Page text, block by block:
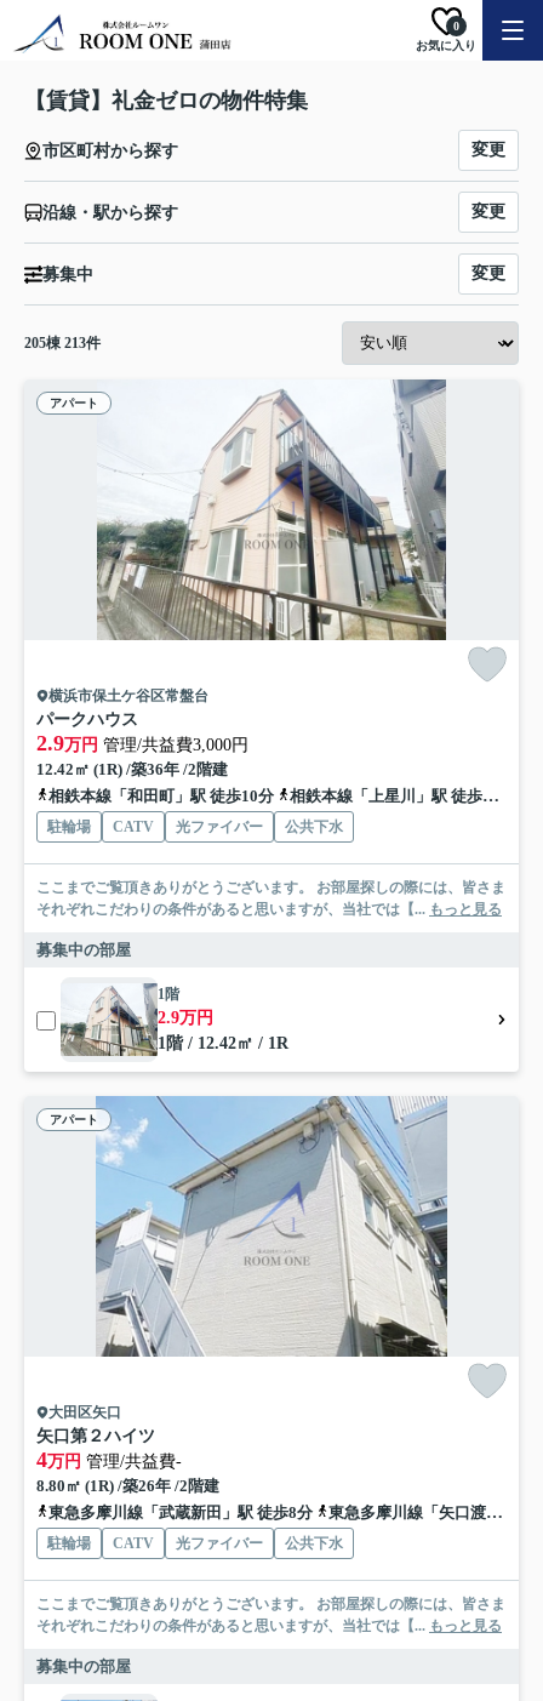
お気に入り
0
【賃貸】礼金ゼロの物件特集
市区町村から探す 変更
沿線・駅から探す 変更
募集中 変更
205棟 213件
アパート
横浜市保土ケ谷区常盤台
パークハウス
2.9万円 管理/共益費3,000円
12.42㎡ (1R) /築36年 /2階建
相鉄本線「和田町」駅 徒歩10分
相鉄本線「上星川」駅 徒歩13分
駐輪場 CATV 光ファイバー 公共下水
ここまでご覧頂きありがとうございます。 お部屋探しの際には、皆さま
それぞれこだわりの条件があると思いますが、当社では【... もっと見る
募集中の部屋
1階
2.9万円
1階 / 12.42㎡ / 1R
アパート
大田区矢口
矢口第２ハイツ
4万円 管理/共益費-
8.80㎡ (1R) /築26年 /2階建
東急多摩川線「武蔵新田」駅 徒歩8分
東急多摩川線「矢口渡」駅 徒歩13分
駐輪場 CATV 光ファイバー 公共下水
ここまでご覧頂きありがとうございます。 お部屋探しの際には、皆さま
それぞれこだわりの条件があると思いますが、当社では【... もっと見る
募集中の部屋